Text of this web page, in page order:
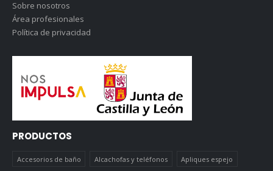
Sobre nosotros
Área profesionales
Política de privacidad
PRODUCTOS
Accesorios de baño Alcachofas y teléfonos Apliques espejo